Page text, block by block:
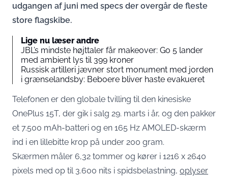
udgangen af juni med specs der overgår de fleste
store flagskibe.
Lige nu læser andre
JBL’s mindste højttaler får makeover: Go 5 lander
med ambient lys til 399 kroner
Russisk artilleri jævner stort monument med jorden
i grænselandsby: Beboere bliver haste evakueret
Telefonen er den globale tvilling til den kinesiske
OnePlus 15T, der gik i salg 29. marts i år, og den pakker
et 7.500 mAh-batteri og en 165 Hz AMOLED-skærm
ind i en lillebitte krop på under 200 gram.
Skærmen måler 6,32 tommer og kører i 1216 x 2640
pixels med op til 3.600 nits i spidsbelastning, oplyser